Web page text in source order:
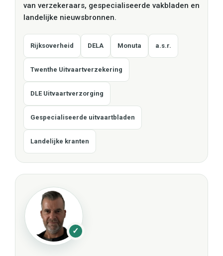
van verzekeraars, gespecialiseerde vakbladen en
landelijke nieuwsbronnen.
Rijksoverheid DELA Monuta a.s.r.
Twenthe Uitvaartverzekering
DLE Uitvaartverzorging
Gespecialiseerde uitvaartbladen
Landelijke kranten
✓